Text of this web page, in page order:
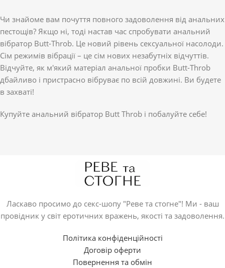
Чи знайоме вам почуття повного задоволення від анальних
пестощів? Якщо ні, тоді настав час спробувати анальний
вібратор Butt-Throb. Це новий рівень сексуальної насолоди.
Сім режимів вібрації – це сім нових незабутніх відчуттів.
Відчуйте, як м'який матеріал анальної пробки Butt-Throb
дбайливо і пристрасно вібруває по всій довжині. Ви будете
в захваті!
Купуйте анальний вібратор Butt Throb і побалуйте себе!
Ласкаво просимо до секс-шопу "Реве та стогне"! Ми - ваш
провідник у світ еротичних вражень, якості та задоволення.
Політика конфіденційності
Договір оферти
Повернення та обмін